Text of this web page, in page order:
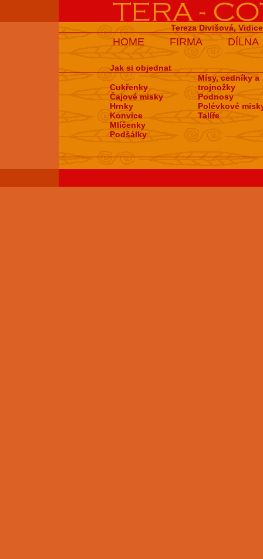
Tereza Divišová,
HOME FIRMA DÍLNA
Jak si objednat
Cukřenky
Čajové misky
Hrnky
Konvice
Mlíčenky
Podšálky
Mísy, cedníky a
trojnožky
Podnosy
Polévkové
Talíře